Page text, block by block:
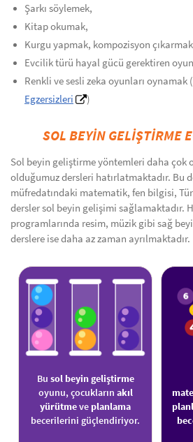
Şarkı söylemek,
Kitap okumak,
Kurgu yapmak, kompozisyon
Evcilik türü hayal gücü gerektiren
Renkli ve sesli zeka oyunları oynamak
Egzersizleri
)
SOL BEYİN GELİŞTİRME
Sol beyin geliştirme yöntemleri daha çok
olduğumuz dersleri hatırlatmaktadır. Bu
müfredatındaki matematik, fen bilgisi,
dersler sol beyin gelişimi sağlamaktadır.
programlarında resim, müzik gibi sağ
derslere ise daha az zaman ayrılmaktadır.
Bu sol beyin geliştirme
oyunu, çocukların akıl
yürütmeve planlama
becerilerini güçlendiriyor.